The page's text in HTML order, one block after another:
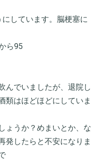
しています。脳梗塞に
ら95
んでいましたが、退院し
類はほどほどにしていま
ょうか？めまいとか、な
発したらと不安になりま